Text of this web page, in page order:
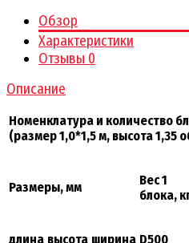
Обзор
Характеристики
Отзывы 0
Описание
Номенклатура и количество
(размер 1,0*1,5 м, высота 1,35
Размеры, мм
Вес 1
блока,
длина высота ширина D500